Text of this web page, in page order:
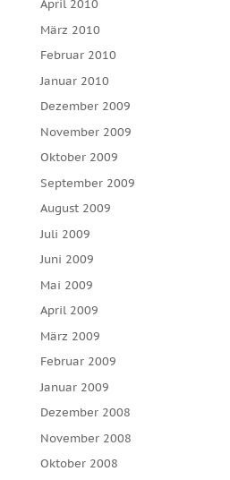
April 2010
März 2010
Februar 2010
Januar 2010
Dezember 2009
November 2009
Oktober 2009
September 2009
August 2009
Juli 2009
Juni 2009
Mai 2009
April 2009
März 2009
Februar 2009
Januar 2009
Dezember 2008
November 2008
Oktober 2008